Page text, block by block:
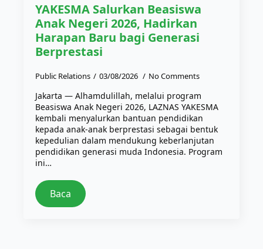
YAKESMA Salurkan Beasiswa
Anak Negeri 2026, Hadirkan
Harapan Baru bagi Generasi
Berprestasi
Public Relations 03/08/2026 No Comments
Jakarta — Alhamdulillah, melalui program
Beasiswa Anak Negeri 2026, LAZNAS YAKESMA
kembali menyalurkan bantuan pendidikan
kepada anak-anak berprestasi sebagai bentuk
kepedulian dalam mendukung keberlanjutan
pendidikan generasi muda Indonesia. Program
ini…
Baca